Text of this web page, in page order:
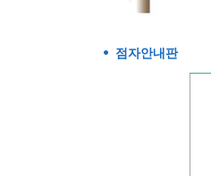
점자안내판